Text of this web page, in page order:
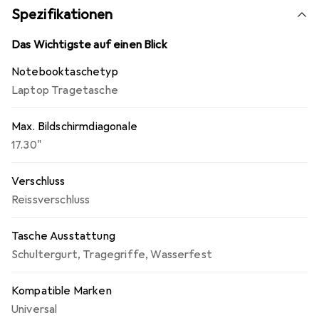
Stössen geschützt sind. Falls Sie unterwegs oder auf
Reisen sind, befindet sich auf der Rückseite der Tasche
eine Halterung für ein Trolleygestänge.
Spezifikationen
Das Wichtigste auf einen Blick
Notebooktaschetyp
Laptop Tragetasche
Max. Bildschirmdiagonale
17.30"
Verschluss
Reissverschluss
Tasche Ausstattung
Schultergurt, Tragegriffe,Wasserfest
Kompatible Marken
Universal